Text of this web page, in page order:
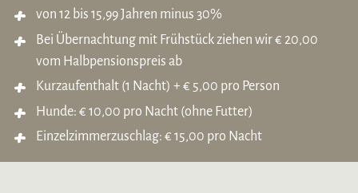
von 12 bis 15,99 Jahren minus 30%
Bei Übernachtung mit Frühstück ziehen wir € 20,00
vom Halbpensionspreis ab
Kurzaufenthalt (1 Nacht) + € 5,00 pro Person
Hunde: € 10,00 pro Nacht (ohne Futter)
Einzelzimmerzuschlag: € 15,00 pro Nacht